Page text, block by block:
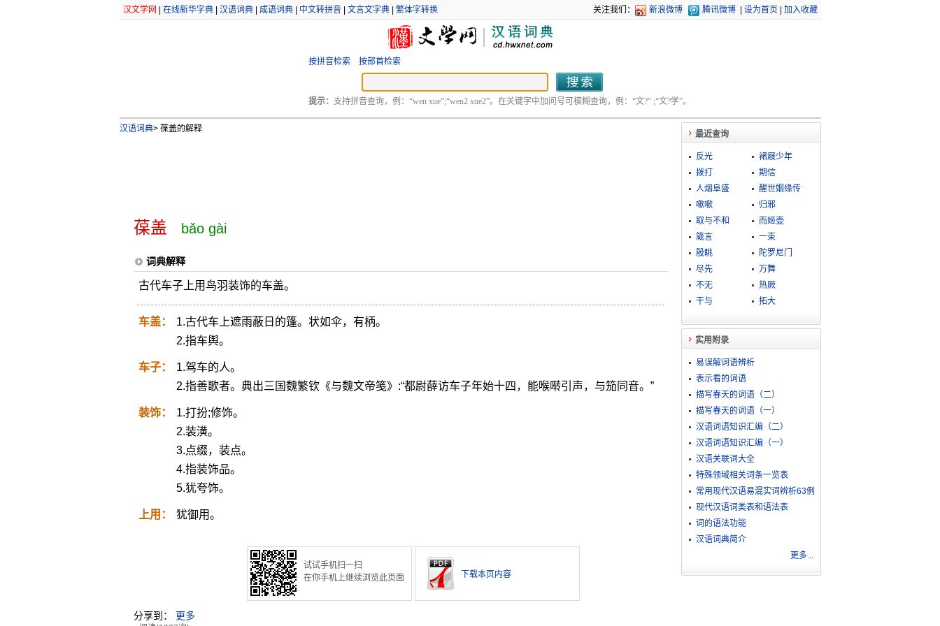
汉文学网 在线新华字典| 汉语词典| 成语词典| 中文转拼音| 文言文字典| 繁体字转换 关注我们： 新浪微博 腾讯微博 设为首页 加入收藏
按拼音检索 按部首检索
提示： 支持拼音查询，例：“wen xue”;“wen2 xue2”。在关键字中加问号可模糊查询，例：“文?” ;“文?学”。
汉语词典>葆盖的解释
葆盖 bǎo gài
词典解释
古代车子上用鸟羽装饰的车盖。
车盖：
1.古代车上遮雨蔽日的篷。状如伞，有柄。
2.指车舆。
车子：
1.驾车的人。
2.指善歌者。典出三国魏繁钦《与魏文帝笺》:“都尉薛访车子年始十四，能喉啭引声，与笳同音。”
装饰：
1.打扮;修饰。
2.装潢。
3.点缀，装点。
4.指装饰品。
5.犹夸饰。
上用： 犹御用。
试试手机扫一扫
在你手机上继续浏览此页面
下载本页内容
分享到： 更多
最近查询
反光
裙屐少年
拨打
期信
人烟阜盛
醒世姻缘传
噷噷
归邪
取与不和
而姬壶
箴言
一束
殷眺
陀罗尼门
尽先
万舞
不无
热厥
干与
拓大
实用附录
易误解词语辨析
表示看的词语
描写春天的词语（二）
描写春天的词语（一）
汉语词语知识汇编（二）
汉语词语知识汇编（一）
汉语关联词大全
特殊领域相关词条一览表
常用现代汉语易混实词辨析63例
现代汉语词类表和语法表
词的语法功能
汉语词典简介
更多...